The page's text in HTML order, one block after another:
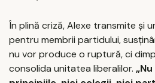
În plină criză, Alexe transmite și
pentru membrii partidului,
nu vor produce o ruptură, ci
consolida unitatea liberalilor.